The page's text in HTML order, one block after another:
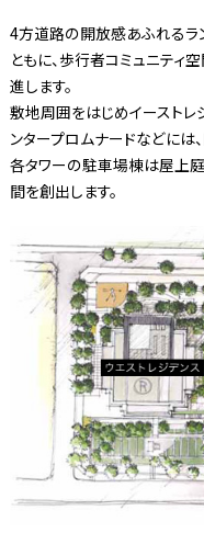
4方道路の開放感あふれるラ
ともに、歩行者コミュニテ
進します。
敷地周囲をはじめイーストレ
ンタープロムナードなどには
各タワーの駐車場棟は屋上
間を創出します。